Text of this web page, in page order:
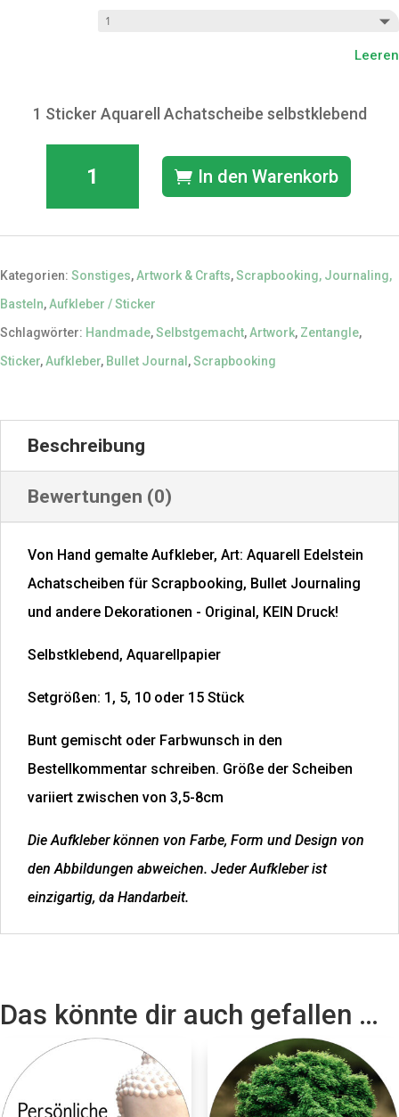
Leeren
1 Sticker Aquarell Achatscheibe selbstklebend
Sticker:
Achat-
Scheiben
Menge
In den Warenkorb
Kategorien: Sonstiges,Artwork & Crafts,Scrapbooking, Journaling,
Basteln,Aufkleber / Sticker
Schlagwörter: Handmade,Selbstgemacht,Artwork, Zentangle,
Sticker,Aufkleber, Bullet Journal ,Scrapbooking
Beschreibung
Bewertungen (0)
Von Hand gemalte Aufkleber, Art: Aquarell Edelstein
Achatscheiben für Scrapbooking, Bullet Journaling
und andere Dekorationen - Original, KEIN Druck!
Selbstklebend, Aquarellpapier
Setgrößen: 1, 5, 10 oder 15 Stück
Bunt gemischt oder Farbwunsch in den
Bestellkommentar schreiben. Größe der Scheiben
variiert zwischen von 3,5-8cm
Die Aufkleber können von Farbe, Form und Design von
den Abbildungen abweichen. Jeder Aufkleber ist
einzigartig, da Handarbeit.
Das könnte dir auch gefallen …